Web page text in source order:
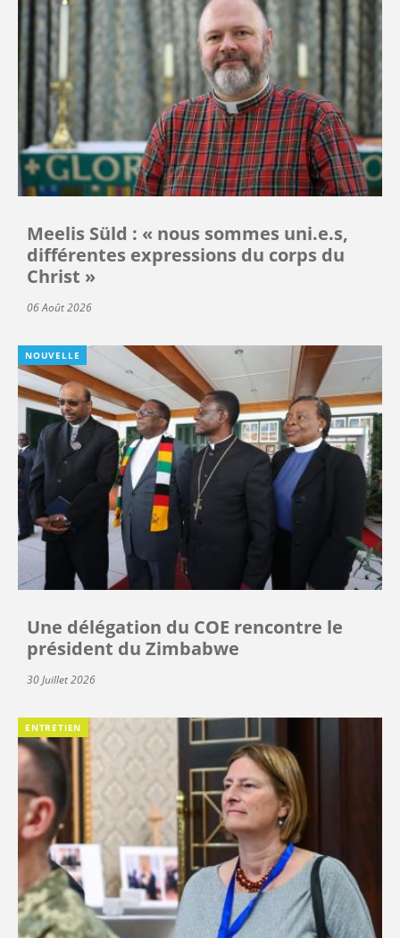
Meelis Süld : « nous sommes uni.e.s,
différentes expressions du corps du
Christ »
06 Août 2026
NOUVELLE
Une délégation du COE rencontre le
président du Zimbabwe
30 Juillet 2026
ENTRETIEN